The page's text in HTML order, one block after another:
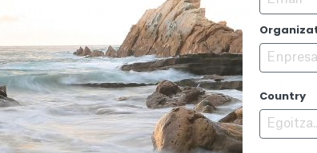
“
Don’t wet yourself”, realizada frente
la vía que da nombre a la foto.
recogerán sus Menciones de
que se desarrollan en la montaña,
serán expuestas en gran formato
a la ceremonia de entrega de premios
Country